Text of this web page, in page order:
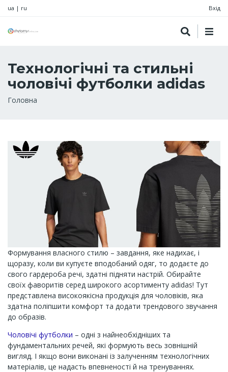
ua | ru Вхід
Технологічні та стильні
чоловічі футболки adidas
Рядок
Головна
Формування власного стилю – завдання, яке надихає, і
щоразу, коли ви купуєте вподобаний одяг, то додаєте до
свого гардероба речі, здатні підняти настрій. Обирайте
своїх фаворитів серед широкого асортименту adidas! Тут
представлена високоякісна продукція для чоловіків, яка
здатна поліпшити комфорт та додати трендового звучання
до образів.
Чоловічі футболки – одні з найнеобхідніших та
фундаментальних речей, які формують весь зовнішній
вигляд. І якщо вони виконані із залученням технологічних
матеріалів, це надасть впевненості й на тренуваннях.